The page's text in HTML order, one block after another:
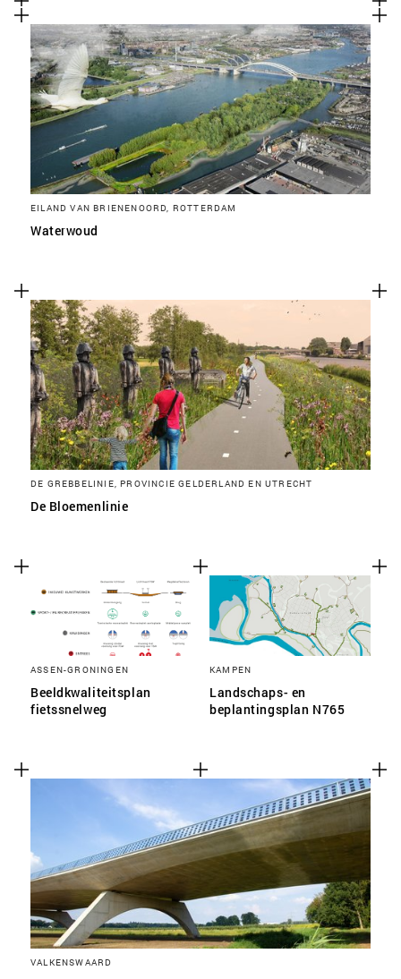
EILAND VAN BRIENENOORD, ROTTERDAM
Waterwoud
DE GREBBELINIE, PROVINCIE GELDERLAND EN UTRECHT
De Bloemenlinie
ASSEN-GRONINGEN
Beeldkwaliteitsplan
fietssnelweg
KAMPEN
Landschaps- en
beplantingsplan N765
VALKENSWAARD